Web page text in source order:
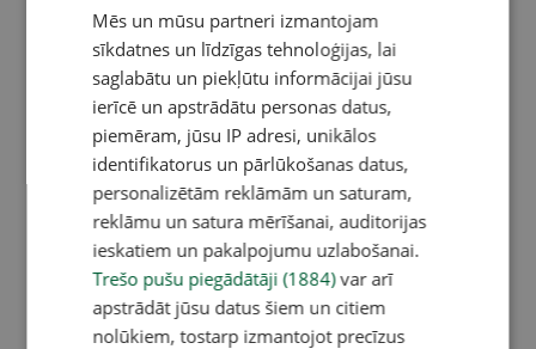
Mēs un mūsu partneri izmantojam
sīkdatnes un līdzīgas tehnoloģijas, lai
saglabātu un piekļūtu informācijai jūsu
ierīcē un apstrādātu personas datus,
piemēram, jūsu IP adresi, unikālos
identifikatorus un pārlūkošanas datus,
personalizētām reklāmām un saturam,
reklāmu un satura mērīšanai, auditorijas
ieskatiem un pakalpojumu uzlabošanai.
Trešo pušu piegādātāji (1884)var arī
apstrādāt jūsu datus šiem un citiem
nolūkiem, tostarp izmantojot precīzus